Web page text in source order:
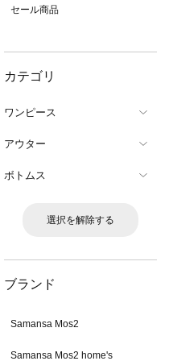
セール商品
カテゴリ
ワンピース
アウター
ボトムス
選択を解除する
ブランド
Samansa Mos2
Samansa Mos2 home's